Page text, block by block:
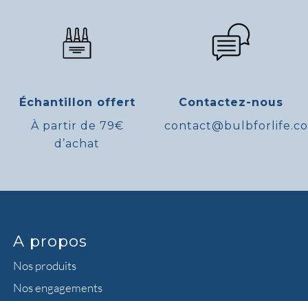
Échantillon offert
À partir de 79€
d’achat
Contactez-nous
A propos
Nos produits
Nos engagements